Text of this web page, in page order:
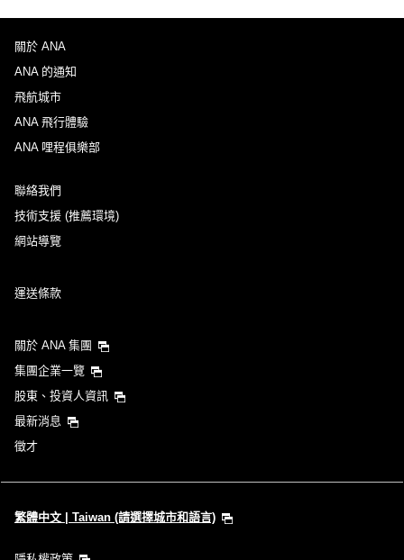
去程出發日及時段
不指定時間
新增中途停留地及轉機所需時間
不指定時間
新增中途停留地及轉機所需時間
關於 ANA
ANA 的通知
飛航城市
ANA 飛行體驗
ANA 哩程俱樂部
聯絡我們
技術支援 (推薦環境)
網站導覽
運送條款
關於 ANA 集團
集團企業一覽
股東、投資人資訊
最新消息
徵才
繁體中文 | Taiwan (請選擇城市和語言)